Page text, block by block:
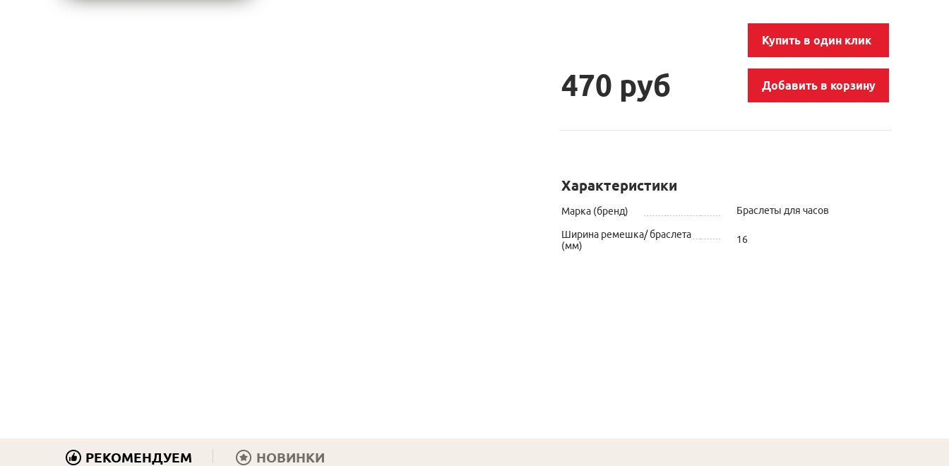
Купить в один клик
470 руб Добавить в корзину
Характеристики
Марка (бренд) Браслеты для часов
Ширина ремешка/ браслета
(мм)
16
РЕКОМЕНДУЕМ НОВИНКИ